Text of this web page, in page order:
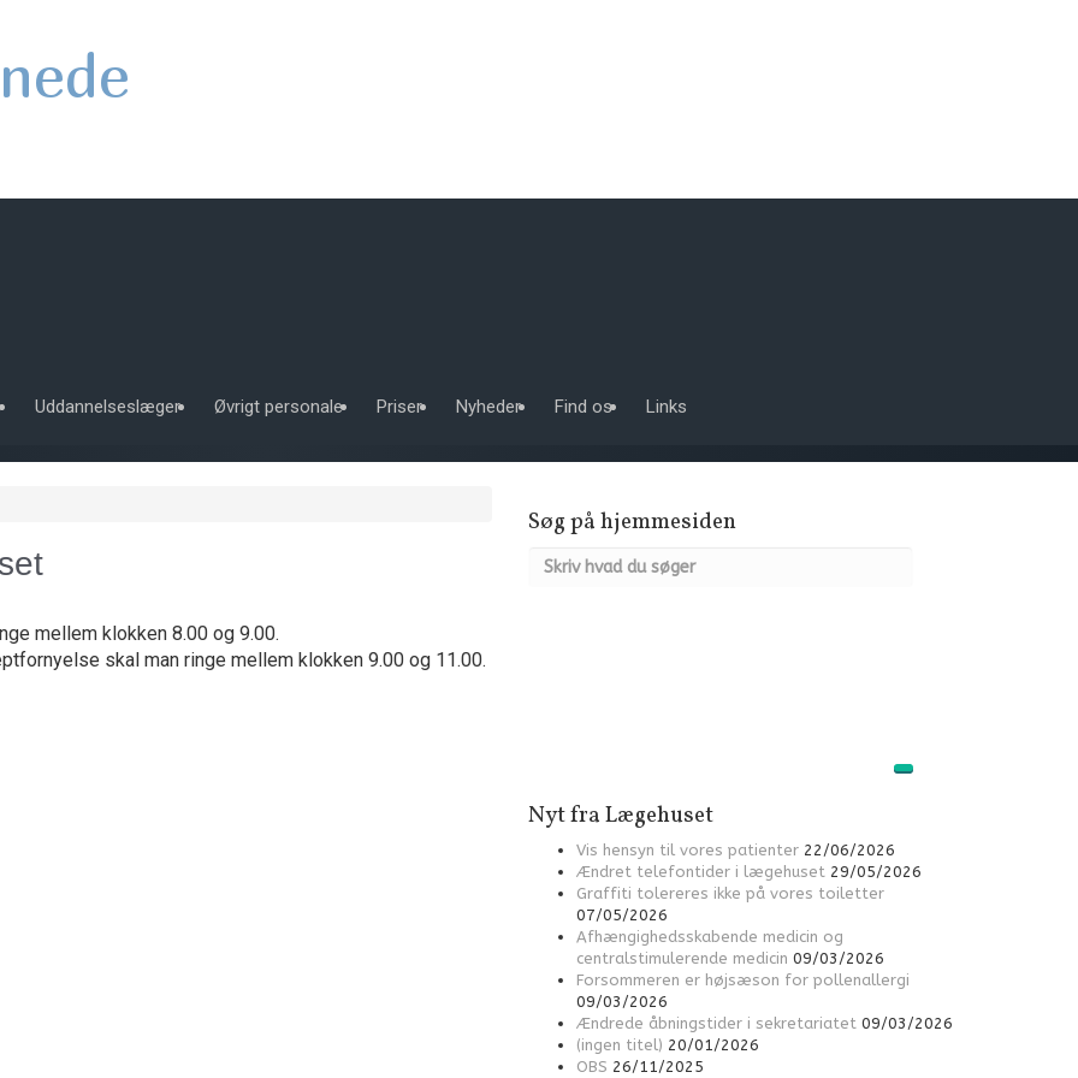
Uddannelseslæger Øvrigt personale Priser Nyheder Find os Links
mellem klokken 8.00 og 9.00.
skal man ringe mellem klokken 9.00 og 11.00.
Søg på hjemmesiden
Nyt fra Lægehuset
Vis hensyn til vores patienter 22/06/2026
Ændret telefontider i lægehuset 29/05/2026
Graffiti tolereres ikke på vores toiletter
07/05/2026
Afhængighedsskabende medicin og
centralstimulerende medicin 09/03/2026
Forsommeren er højsæson for pollenallergi
09/03/2026
Ændrede åbningstider i sekretariatet 09/03/2026
(ingen titel) 20/01/2026
OBS 26/11/2025